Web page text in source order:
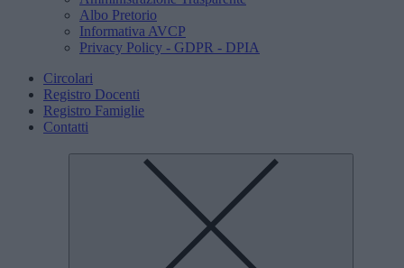
Albo Pretorio
Informativa AVCP
Privacy Policy - GDPR - DPIA
Circolari
Registro Docenti
Registro Famiglie
Contatti